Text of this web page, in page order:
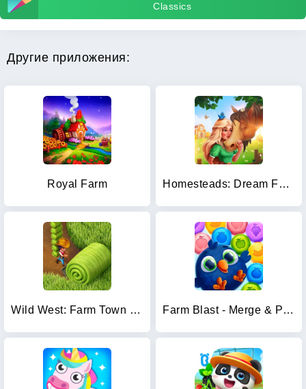
Classics
Другие приложения:
Royal Farm Homesteads: Dream Farm
Wild West: Farm Town Build Farm Blast - Merge & Pop